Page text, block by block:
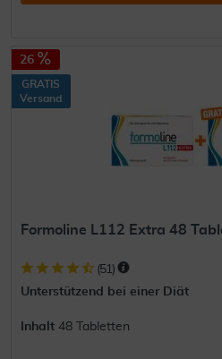
26
GRATIS
Versand
Formoline L112 Extra 48
(51)
Unterstützend bei einer Diät
Inhalt 48 Tabletten